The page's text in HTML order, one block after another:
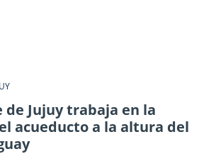
de Jujuy trabaja en la
acueducto a la altura del